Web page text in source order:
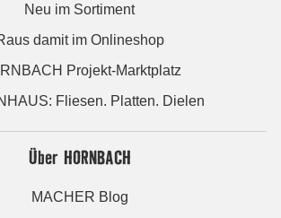
Neu im Sortiment
damit im Onlineshop
Projekt-Marktplatz
Fliesen. Platten. Dielen
Über HORNBACH
MACHER Blog